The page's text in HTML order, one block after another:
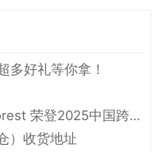
多好礼等你拿！
喜讯！大森林物流创始人 Forest 荣登2025中国跨境电商物流名人堂！
）收货地址